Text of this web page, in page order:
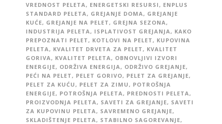
VREDNOST PELETA , ENERGETSKI RESURSI , ENPLUS
STANDARD PELETA , GREJANJE DOMA , GREJANJE
KUĆE, GREJANJE NA PELET , GREJNA SEZONA ,
INDUSTRIJA PELETA , ISPLATIVOST GREJANJA , KAKO
PREPOZNATI PELET , KOTLOVI NA PELET , KUPOVINA
PELETA , KVALITET DRVETA ZA PELET , KVALITET
GORIVA , KVALITET PELETA , OBNOVLJIVI IZVORI
ENERGIJE, ODRŽIVA ENERGIJA , ODRŽIVO GREJANJE,
PEĆI NA PELET , PELET GORIVO, PELET ZA GREJANJE,
PELET ZA KUĆU , PELET ZA ZIMU , POTROŠNJA
ENERGIJE, POTROŠNJA PELETA , PREDNOSTI PELETA ,
PROIZVODNJA PELETA , SAVETI ZA GREJANJE, SAVETI
ZA KUPOVINU PELETA , SAVREMENO GREJANJE,
SKLADIŠTENJE PELETA , STABILNO SAGOREVANJE,